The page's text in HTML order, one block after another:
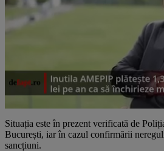
Situația este în prezent verificată de
București, iar în cazul confirmării
sancțiuni.